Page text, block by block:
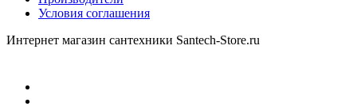
Условия соглашения
Интернет магазин сантехники Santech-Store.ru